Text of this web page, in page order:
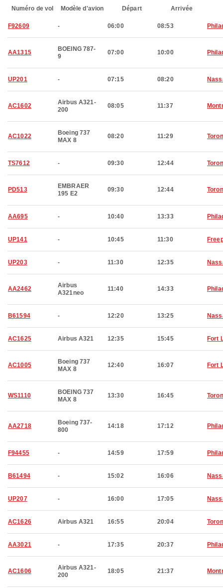
Numéro de vol Modèle d'avion Départ Arrivée
F92609 - 06:00 08:53
AA1315
BOEING 787-
9
07:00 10:00
UP201 - 07:15 08:20
AC1602
Airbus A321-
200
08:05 11:37
AC1022
Boeing 737
MAX 8
08:20 11:29
TS7612 - 09:30 12:44
PD513
EMBRAER
195 E2
09:30 12:44
AA695 - 10:40 13:33
UP141 - 10:45 11:30
UP203 - 11:30 12:35
AA2462
Airbus
A321neo
11:40 14:33
B61594 - 12:20 13:25
AC1625 Airbus A321 12:35 15:45 Fort
AC1005
Boeing 737
MAX 8
12:40 16:07 Fort
WS1110
BOEING 737
MAX 8
13:30 16:45
AA2718
Boeing 737-
800
14:18 17:12
F94455 - 14:59 17:59
B61494 - 15:02 16:06
UP207 - 16:00 17:05
AC1626 Airbus A321 16:55 20:04
AA3021 - 17:35 20:37
AC1606
Airbus A321-
200
18:05 21:37